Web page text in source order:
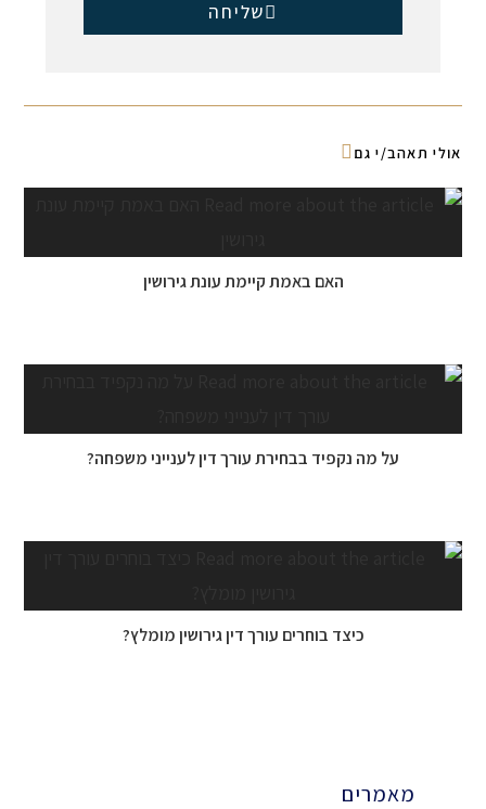
שליחה
אולי תאהב/י גם
האם באמת קיימת עונת גירושין
על מה נקפיד בבחירת עורך דין לענייני משפחה?
כיצד בוחרים עורך דין גירושין מומלץ?
מאמרים